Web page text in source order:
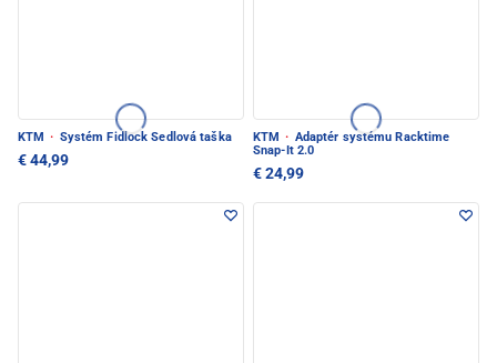
KTM · Systém Fidlock Sedlová taška
€ 44,99
KTM · Adaptér systému Racktime
Snap-It 2.0
€ 24,99